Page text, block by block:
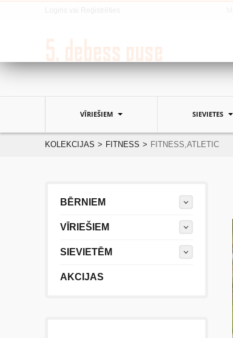
VĪRIEŠIEM SIEVIETES
KOLEKCIJAS > FITNESS > FITNESS,ATLETIC
BĒRNIEM
VĪRIEŠIEM
SIEVIETĒM
AKCIJAS